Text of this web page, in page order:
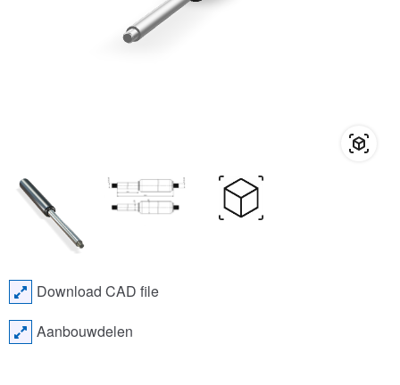
Download CAD file
Aanbouwdelen